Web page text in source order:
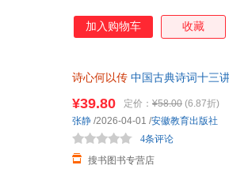
加入购物车 收藏
诗心何以传 中国古典诗词十三
¥39.80 定价： ¥58.00 (6.87折)
搜书图书专营店
4条评论
张静 /2026-04-01 /安徽教育出版社